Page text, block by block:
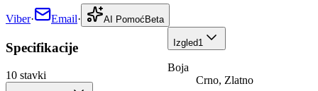
Viber· Email· AI Pomoć Beta
Specifikacije
10 stavki
Izgled1
Boja
Crno, Zlatno